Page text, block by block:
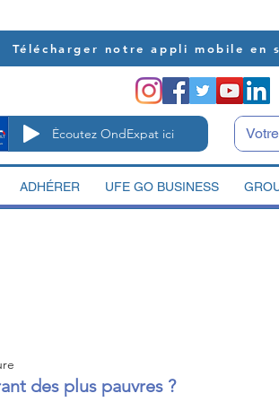
Télécharger notre appli mobile en
Écoutez OndExpat ici
ADHÉRER UFE GO BUSINESS
des plus pauvres ?